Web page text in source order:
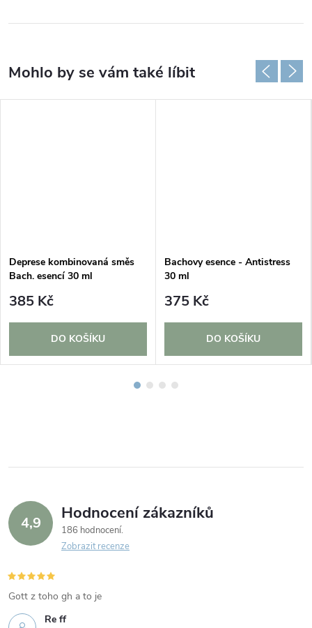
Deprese kombinovaná směs
Bach. esencí 30 ml
385 Kč
DO KOŠÍKU
Bachovy esence - Antistress
30 ml
375 Kč
DO KOŠÍKU
4,9 Hodnocení zákazníků
186 hodnocení
Zobrazit recenze
Re ff
Gott z toho gh a to je